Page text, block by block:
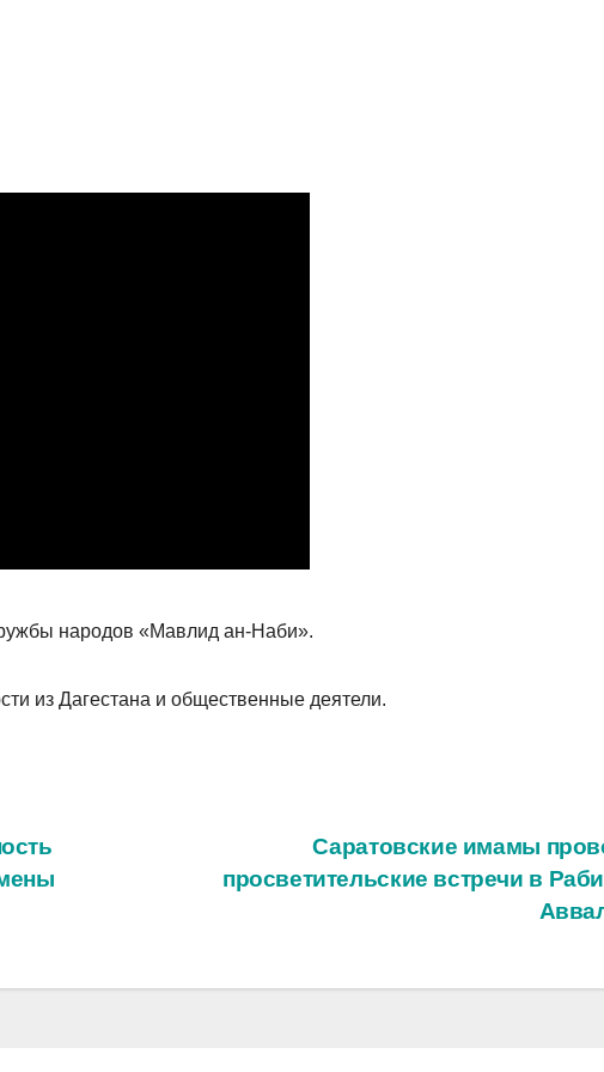
народов «Мавлид ан-Наби».
из Дагестана и общественные деятели.
Саратовские имамы
просветительские встречи в